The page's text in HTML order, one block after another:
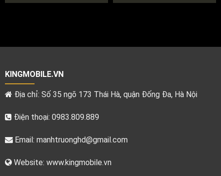
KINGMOBILE.VN
Địa chỉ: Số 35 ngõ 173 Thái Hà, quận Đống Đa, Hà Nội
Điện thoại: 0983.809.889
Email: manhtruonghd@gmail.com
Website: www.kingmobile.vn